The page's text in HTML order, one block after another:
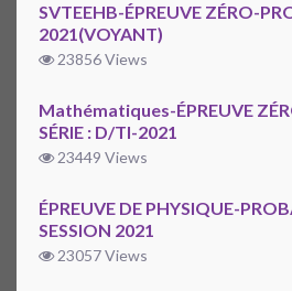
SVTEEHB-ÉPREUVE ZÉRO-
2021(VOYANT)
23856 Views
Mathématiques-ÉPREUVE
SÉRIE : D/TI-2021
23449 Views
ÉPREUVE DE PHYSIQUE-
SESSION 2021
23057 Views